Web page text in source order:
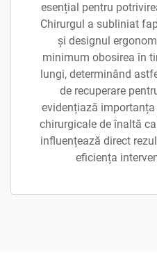
esențial pentru
Chirurgul a subliniat
și designul
minimum obosirea în
lungi, determinând
de recuperare
evidențiază
chirurgicale de înaltă
influențează direct
eficiența